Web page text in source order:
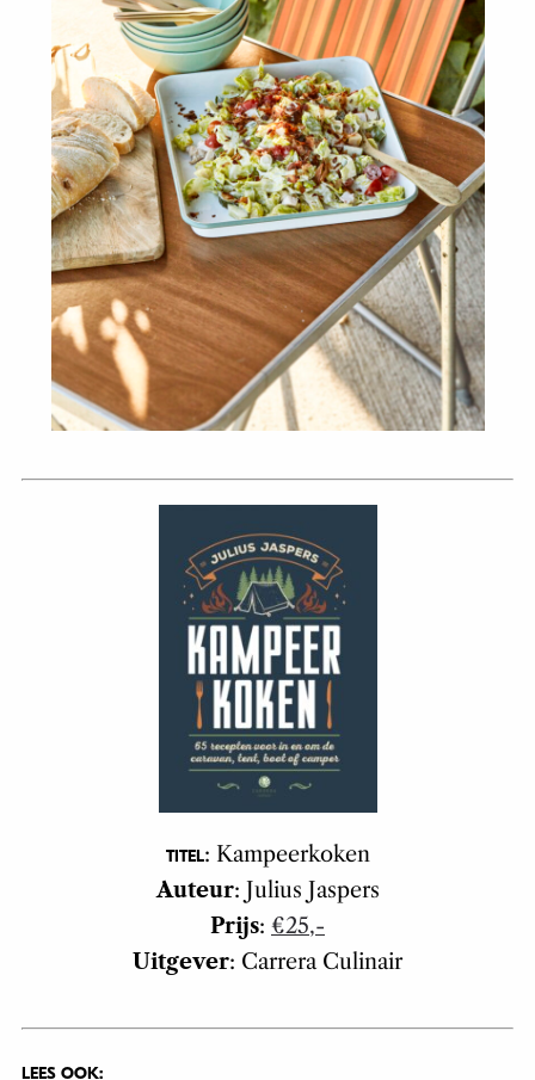
TITEL: Kampeerkoken
Auteur: Julius Jaspers
Prijs: €25,-
Uitgever: Carrera Culinair
LEES OOK: